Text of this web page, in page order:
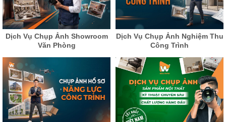
Dịch Vụ Chụp Ảnh Showroom
Văn Phòng
Dịch Vụ Chụp Ảnh Nghiệm Thu
Công Trình